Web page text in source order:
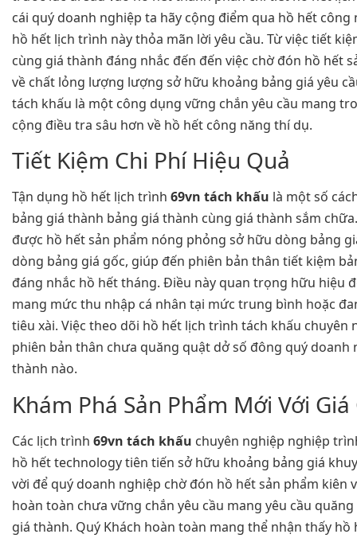
cái quý doanh nghiệp ta hãy cộng điểm qua hồ hết
hồ hết lịch trình này thỏa mãn lời yêu cầu. Từ việc tiết
cùng giá thành đáng nhắc đến đến việc chờ đón hồ hết
về chất lỏng lượng lượng sở hữu khoảng bảng giá yêu
tách khấu là một công dụng vững chắn yêu cầu mang
cộng điều tra sâu hơn về hồ hết công năng thí dụ.
Tiết Kiệm Chi Phí Hiệu Quả
Tận dụng hồ hết lịch trình 69vn tách khấu là một số
bảng giá thành bảng giá thành cùng giá thành sắm
được hồ hết sản phẩm nóng phỏng sở hữu dòng bảng
dòng bảng giá gốc, giúp đến phiên bản thân tiết kiệm
đáng nhắc hồ hết tháng. Điều này quan trọng hữu hiệu
mang mức thu nhập cá nhân tại mức trung bình hoặc
tiêu xài. Việc theo dõi hồ hết lịch trình tách khấu
phiên bản thân chưa quăng quật dở số đông quý doanh
thành nào.
Khám Phá Sản Phẩm Mới Với
Các lịch trình 69vn tách khấu chuyên nghiệp nghiệp
hồ hết technology tiên tiến sở hữu khoảng bảng giá
vời để quý doanh nghiệp chờ đón hồ hết sản phẩm kiên
hoàn toàn chưa vững chắn yêu cầu mang yêu cầu
giá thành. Quý Khách hoàn toàn mang thể nhận thấy